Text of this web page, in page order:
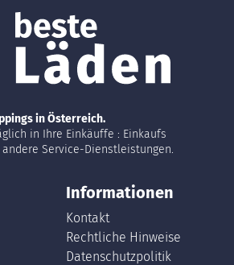
in Österreich.
in Ihre Einkäuffe : Einkaufs
Service-Dienstleistungen.
Informationen
Kontakt
Rechtliche Hinweise
Datenschutzpolitik